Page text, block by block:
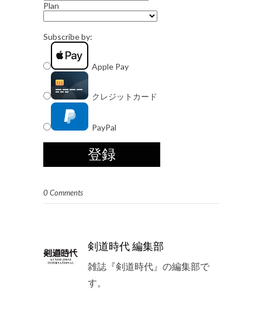
Plan
Subscribe by:
Apple Pay
クレジットカード
PayPal
0 Comments
剣道時代 編集部
雑誌『剣道時代』の編集部で
す。